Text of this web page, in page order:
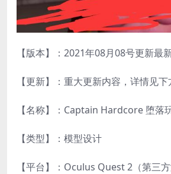
【版本】：2021年08月08号更新最
【更新】：重大更新内容，详情见下
【名称】：Captain Hardcore 堕落
【类型】：模型设计
【平台】：Oculus Quest 2（第三方